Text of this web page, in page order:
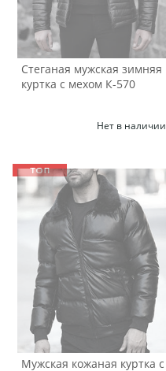
Стеганая мужская зимняя
куртка с мехом К-570
Нет в наличии
Мужская кожаная куртка с